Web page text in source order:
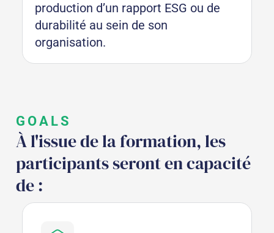
production d’un rapport ESG ou de
durabilité au sein de son
organisation.
GOALS
À l'issue de la formation, les
participants seront en capacité
de :